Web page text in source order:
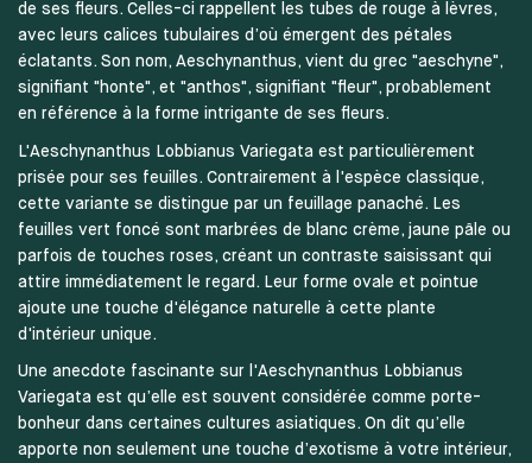
de ses fleurs. Celles-ci rappellent les tubes de rouge à lèvres,
avec leurs calices tubulaires d’où émergent des pétales
éclatants. Son nom, Aeschynanthus, vient du grec "aeschyne",
signifiant "honte", et "anthos", signifiant "fleur", probablement
en référence à la forme intrigante de ses fleurs.
L'Aeschynanthus Lobbianus Variegata est particulièrement
prisée pour ses feuilles. Contrairement à l'espèce classique,
cette variante se distingue par un feuillage panaché. Les
feuilles vert foncé sont marbrées de blanc crème, jaune pâle ou
parfois de touches roses, créant un contraste saisissant qui
attire immédiatement le regard. Leur forme ovale et pointue
ajoute une touche d'élégance naturelle à cette plante
d'intérieur unique.
Une anecdote fascinante sur l'Aeschynanthus Lobbianus
Variegata est qu’elle est souvent considérée comme porte-
bonheur dans certaines cultures asiatiques. On dit qu’elle
apporte non seulement une touche d’exotisme à votre intérieur,